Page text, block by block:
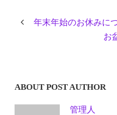
年末年始のお休みに
お
ABOUT POST AUTHOR
管理人